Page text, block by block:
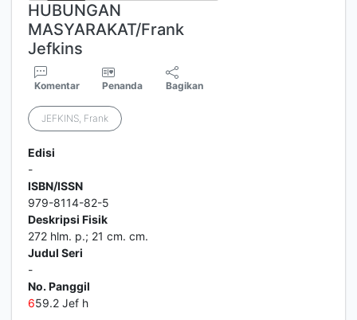
HUBUNGAN
MASYARAKAT/Frank
Jefkins
Komentar Penanda Bagikan
JEFKINS, Frank
Edisi
-
ISBN/ISSN
979-8114-82-5
Deskripsi Fisik
272 hlm. p.; 21 cm. cm.
Judul Seri
-
No. Panggil
659.2 Jef h